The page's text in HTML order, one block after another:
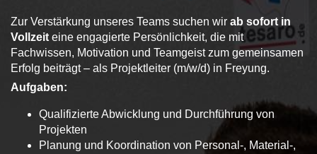
Zur Verstärkung unseres Teams suchen wir ab sofort in
Vollzeit eine engagierte Persönlichkeit, die mit
Fachwissen, Motivation und Teamgeist zum gemeinsamen
Erfolg beiträgt – als Projektleiter (m/w/d) in Freyung.
Aufgaben:
Qualifizierte Abwicklung und Durchführung von
Projekten
Planung und Koordination von Personal-, Material-,